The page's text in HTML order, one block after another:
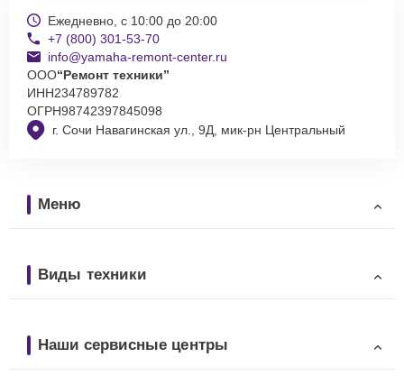
г. Сочи Навагинская ул., 9Д, мик-рн Центральный
Ежедневно, с 10:00 до 20:00
+7 (800) 301-53-70
info@yamaha-remont-center.ru
ООО“Ремонт техники”
ИНН234789782
ОГРН98742397845098
Меню
Виды техники
Наши сервисные центры